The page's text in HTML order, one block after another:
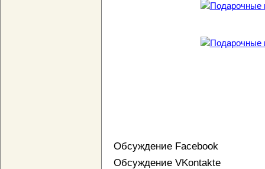
Обсуждение Facebook
Обсуждение VKontakte